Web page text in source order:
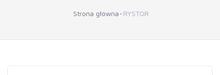
Strona główna RYSTOR